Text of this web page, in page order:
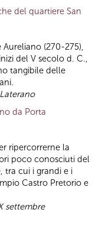
del quartiere San
Aureliano (270-275),
del V secolo d. C.,
tangibile delle
da Porta
ripercorrerne la
poco conosciuti del
tra cui i grandi e i
Castro Pretorio e
settembre